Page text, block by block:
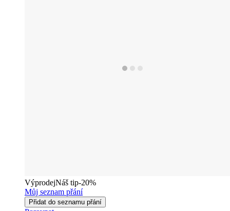
VýprodejNáš tip-20%
Můj seznam přání
Přidat do seznamu přání